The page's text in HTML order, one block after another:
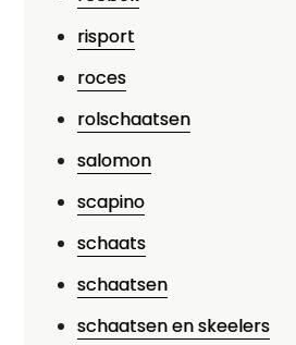
risport
roces
rolschaatsen
salomon
scapino
schaats
schaatsen
schaatsen en skeelers